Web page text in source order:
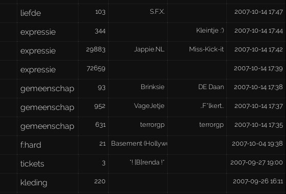
liefde 103 S.F.X. 2007-10-14 17:47
expressie 344 Kleintje :') 2007-10-14 17:44
expressie 29883 Jappie.NL Miss-Kick-it 2007-10-14 17:42
expressie 72659 2007-10-14 17:39
gemeenschap 93 Brinksie DE Daan 2007-10-14 17:38
gemeenschap 952 VageJetje ..F*lkert.. 2007-10-14 17:37
gemeenschap 631 terrorgp terrorgp 2007-10-14 17:35
f:hard 21 Basement (Hollywood Music Hall) 2007-10-04 19:38
tickets 3 *! [B]renda !* 2007-09-27 19:00
kleding 220 2007-09-26 16:11